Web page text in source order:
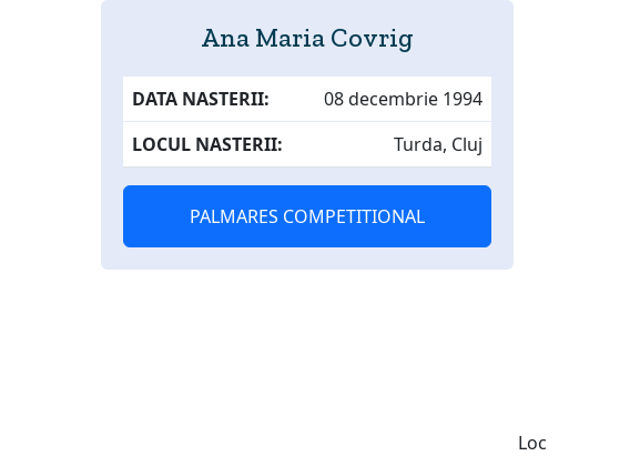
Ana Maria Covrig
DATA NASTERII:
08 decembrie 1994
LOCUL NASTERII:
Turda, Cluj
PALMARES COMPETITIONAL
Loc